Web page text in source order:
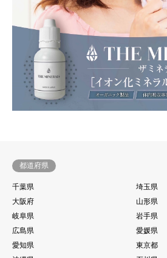
都道府県
千葉県
埼玉県
大阪府
山形県
岐阜県
岩手県
広島県
愛媛県
愛知県
東京都